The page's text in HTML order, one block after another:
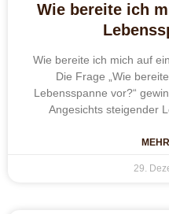
Wie bereite ich
Wie bereite ich mich auf
Die Frage „Wie
Lebensspanne vor?“
Angesichts steigender
29.